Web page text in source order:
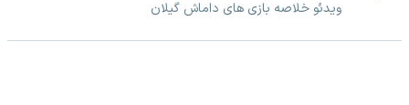
ویدئو خلاصه بازی های داماش گیلان